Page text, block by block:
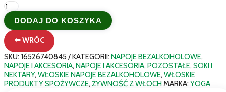
ilość
Yoga
Albicocca
–
Włoski
nektar
z
moreli
bez
cukru
DODAJ DO KOSZYKA
⬅️ WRÓC
SKU: 16526740845 KATEGORII: NAPOJE BEZALKOHOLOWE,
NAPOJE I AKCESORIA, NAPOJE I AKCESORIA, POZOSTAŁE, SOKI I
NEKTARY, WŁOSKIE NAPOJE BEZALKOHOLOWE, WŁOSKIE
PRODUKTY SPOŻYWCZE,ŻYWNOŚĆ Z WŁOCHMARKA:YOGA